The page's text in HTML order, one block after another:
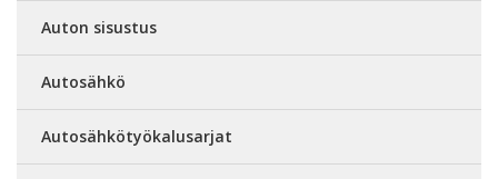
Auton sisustus
Autosähkö
Autosähkötyökalusarjat